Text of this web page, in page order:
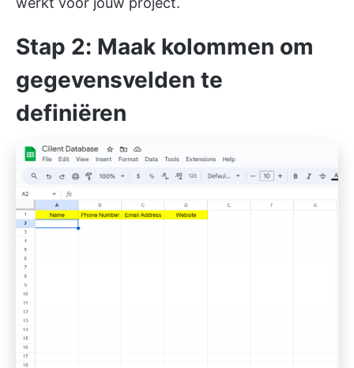
Stap 2: Maak kolommen om
gegevensvelden te
definiëren